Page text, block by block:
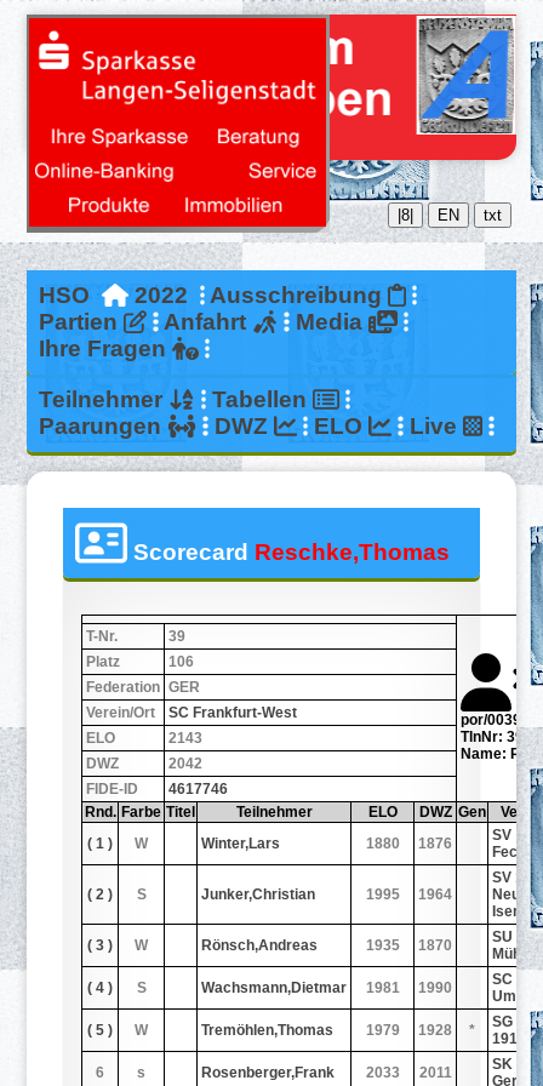
|8| EN txt
HSO 2022
Ausschreibung
Partien
Anfahrt
Media
Ihre Fragen
Teilnehmer
Tabellen
Paarungen
DWZ ELO Live
Scorecard Reschke,Thomas
por/
TlnNr: 39
Name:
T-Nr.
39
Platz
106
Federation GER
Verein/Ort
SC Frankfurt-West
ELO
2143
DWZ
2042
FIDE-ID
4617746
Rnd. Farbe Titel Teilnehmer ELO DWZ Gen
( 1 )
W Winter,Lars 1880 1876
SV
( 2 ) S Junker,Christian 1995 1964
SV
Neu-
( 3 )
W Rönsch,Andreas 1935 1870
SU
( 4 )
S Wachsmann,Dietmar 1981 1990
SC
( 5 )
W Tremöhlen,Thomas 1979 1928 *
SG
1912/
6
s Rosenberger,Frank 2033 2011
SK